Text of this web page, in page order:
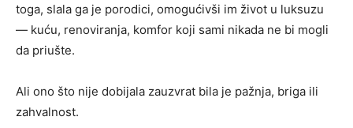
toga, slala ga je porodici, omogućivši im život u luksuzu
— kuću, renoviranja, komfor koji sami nikada ne bi mogli
da priušte.
Ali ono što nije dobijala zauzvrat bila je pažnja, briga ili
zahvalnost.